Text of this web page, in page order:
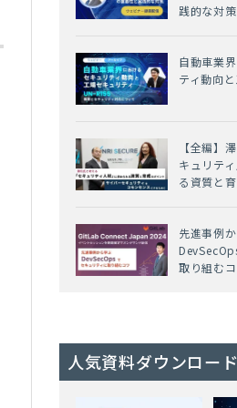
践的な対策
自動車業
ティ動向
【全編】
キュリテ
る資質と
先進事例
取り組む
人気資料ダウンロード